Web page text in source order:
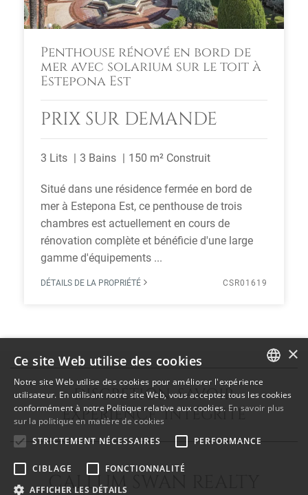
Penthouse rénové en bord de
mer avec solarium sur le toit à
Estepona Est
PRIX SUR DEMANDE
3 Lits 3 Bains 150 m² Construit
Situé dans une résidence fermée en bord de
mer à Estepona Est, ce penthouse de trois
chambres est actuellement en cours de
rénovation complète et bénéficie d'une large
gamme d'équipements ...
DÉTAILS DE LA PROPRIÉTÉ CSR01619
DISCRÉTION SAVOIR
EXPÉRIENCE INTÉGRITÉ
CALLUM SWAN REALTY
ENGLISH
SPANISH
FRENCH
×
Ce site Web utilise des cookies
Notre site Web utilise des cookies pour améliorer l'expérience
utilisateur. En utilisant notre site Web, vous acceptez tous les cookies
conformément à notre Politique relative aux cookies. En savoir plus
sur la politique en matière de cookies
STRICTEMENT NÉCESSAIRES
PERFORMANCE
CIBLAGE
FONCTIONNALITÉ
AFFICHER LES DÉTAILS